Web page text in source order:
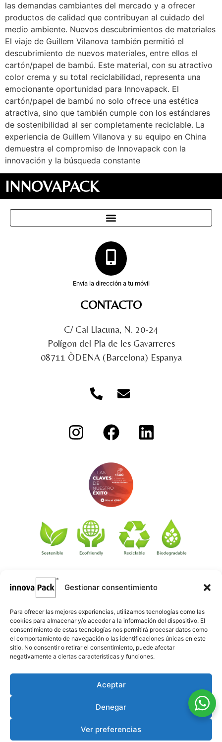
Gestionar consentimiento
Para ofrecer las mejores experiencias, utilizamos tecnologías como las
cookies para almacenar y/o acceder a la información del dispositivo. El
consentimiento de estas tecnologías nos permitirá procesar datos como
el comportamiento de navegación o las identificaciones únicas en este
sitio. No consentir o retirar el consentimiento, puede afectar
negativamente a ciertas características y funciones.
Aceptar
Denegar
Ver preferencias
las demandas cambiantes del mercado y a ofrecer
productos de calidad que contribuyan al cuidado del
medio ambiente. Nuevos descubrimientos de materiales
El viaje de Guillem Vilanova también permitió el
descubrimiento de nuevos materiales, entre ellos el
cartón/papel de bambú. Este material, con su atractivo
color crema y su total reciclabilidad, representa una
emocionante oportunidad para Innovapack. El
cartón/papel de bambú no solo ofrece una estética
atractiva, sino que también cumple con los estándares
de sostenibilidad al ser completamente reciclable. La
experiencia de Guillem Vilanova y su equipo en China
demuestra el compromiso de Innovapack con la
innovación y la búsqueda constante
INNOVAPACK
Envía la dirección a tu móvil
CONTACTO
C/ Cal Llacuna, N. 20-24
Polígon del Pla de les Gavarreres
08711 ÒDENA (Barcelona) Espanya
©·Créditos: Redacción: Innovapack · Diseño e implementación
web: Manel Caparrós · Servidores y publicación:
Contenido blog: conten.blog